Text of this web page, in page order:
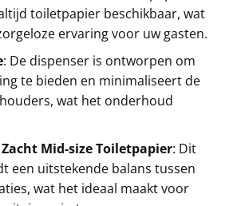
toiletpapier beschikbaar, wat
ervaring voor uw gasten.
: De dispenser is ontworpen om
te bieden en minimaliseert de
wat het onderhoud
Mid-size Toiletpapier: Dit
een uitstekende balans tussen
wat het ideaal maakt voor